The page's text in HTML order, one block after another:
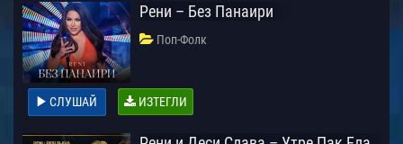
Рени – Без Панаири
Поп-Фолк
СЛУШАЙ ИЗТЕГЛИ